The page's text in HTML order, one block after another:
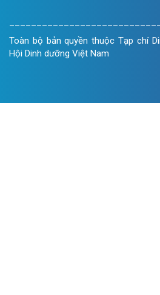
Toàn bộ bản quyền thuộc Tạp chí
Hội Dinh dưỡng Việt Nam